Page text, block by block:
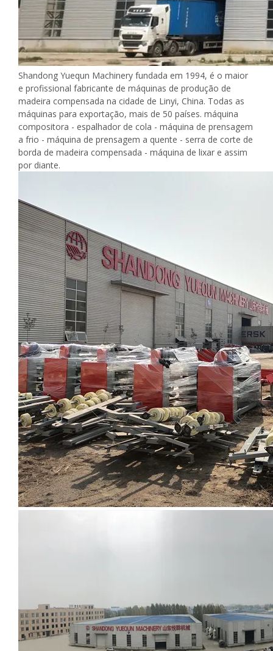
Shandong Yuequn Machinery fundada em 1994, é o maior
e profissional fabricante de máquinas de produção de
madeira compensada na cidade de Linyi, China. Todas as
máquinas para exportação, mais de 50 países. máquina
compositora - espalhador de cola - máquina de prensagem
a frio - máquina de prensagem a quente - serra de corte de
borda de madeira compensada - máquina de lixar e assim
por diante.